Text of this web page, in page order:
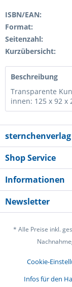
ISBN/EAN:
Format:
Seitenzahl:
Kurzübersicht:
Beschreibung
Transparente
innen: 125 x 92 x
sternchenverlag
Shop Service
Informationen
Newsletter
* Alle Preise inkl.
Cookie-
Infos für den